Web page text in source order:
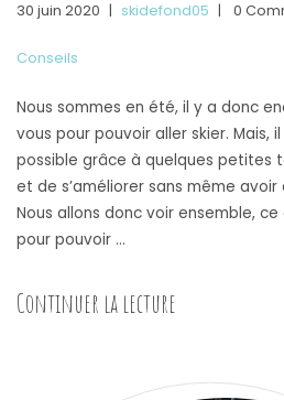
30 juin 2020 | skidefond05 | 0
Conseils
Nous sommes en été, il y a donc
vous pour pouvoir aller skier. Mais,
possible grâce à quelques petites
et de s’améliorer sans même avoir
Nous allons donc voir ensemble,
pour pouvoir …
Continuer la lecture